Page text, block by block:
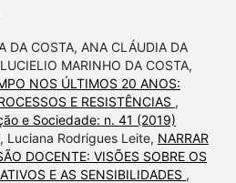
DA COSTA, ANA CLÁUDIA DA
MARINHO DA COSTA,
NOS ÚLTIMOS 20 ANOS:
E RESISTÊNCIAS ,
e Sociedade: n. 41 (2019)
Luciana Rodrigues Leite, NARRAR
DOCENTE: VISÕES SOBRE OS
E AS SENSIBILIDADES ,